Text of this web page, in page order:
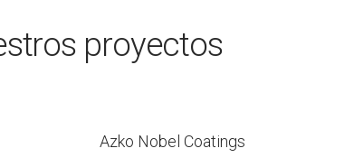
proyectos
Azko Nobel Coatings